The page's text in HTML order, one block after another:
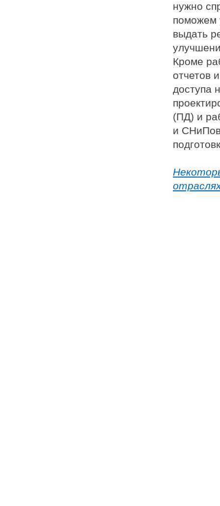
нужно
поможем
выдать
Кроме
отчетов
доступа
(ПД) и
и